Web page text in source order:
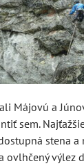
Májovú a
sem.
stena a
výlez